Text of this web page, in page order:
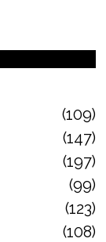
109
147
197
99
123
108